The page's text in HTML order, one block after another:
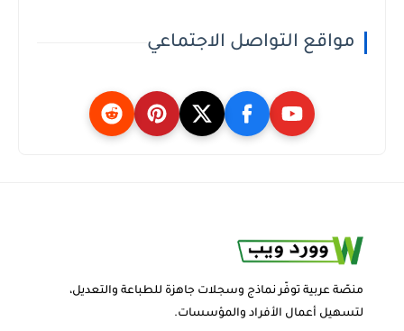
مواقع التواصل الاجتماعي
منصّة عربية توفّر نماذج وسجلات جاهزة للطباعة والتعديل،
لتسهيل أعمال الأفراد والمؤسسات.